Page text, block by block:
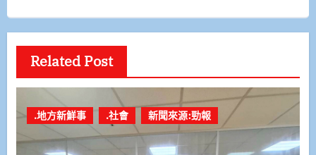
Related Post
.地方新鮮事 .社會 新聞來源:勁報